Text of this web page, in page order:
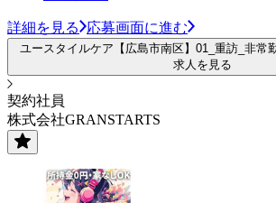
詳細を見る 応募画面に進む
ユースタイルケア【広島市南区】01_重訪_非常
求人を見る
契約社員
株式会社GRANSTARTS